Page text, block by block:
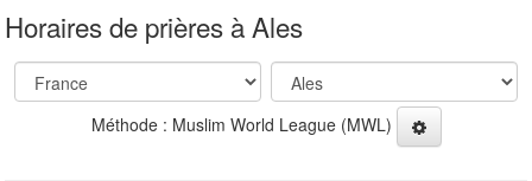
Horaires de prières à Ales
Méthode : Muslim World League (MWL)